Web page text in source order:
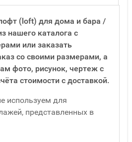
(loft) для дома и бара /
нашего каталога с
или заказать
со своими размерами, а
фото, рисунок, чертеж с
стоимости с доставкой.
используем для
представленных в